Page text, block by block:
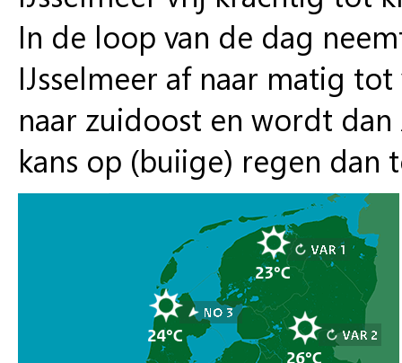
In de loop van de dag
IJsselmeer af naar matig
naar zuidoost en wordt
kans op (buiige) regen dan